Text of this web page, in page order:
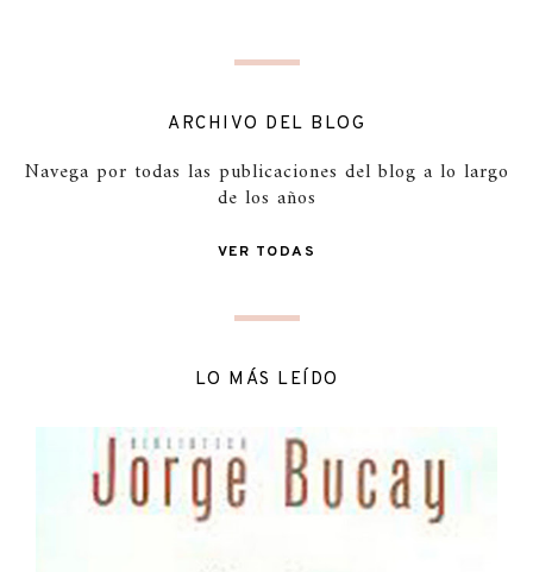
ARCHIVO DEL BLOG
Navega por todas las publicaciones del blog a lo largo
de los años
VER TODAS
LO MÁS LEÍDO